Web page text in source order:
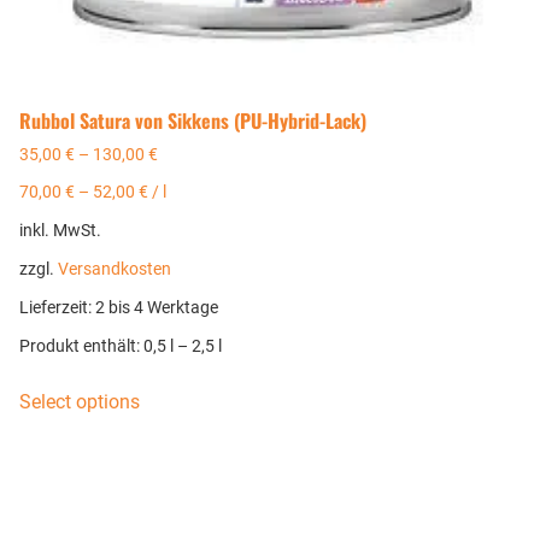
Rubbol Satura von Sikkens (PU-Hybrid-Lack)
35,00 € – 130,00 €
70,00 € – 52,00 €/
inkl. MwSt.
zzgl. Versandkosten
Lieferzeit:2 bis 4 Werktage
Produkt enthält: 0,5 – 2,5
Select options